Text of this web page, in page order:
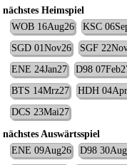
nächstes Heimspiel
WOB 16Aug26
KSC
SGD 01Nov26
SGF
ENE 24Jan27
D98
BTS 14Mrz27
HDH
DCS 23Mai27
nächstes Auswärtsspiel
ENE 09Aug26
D98